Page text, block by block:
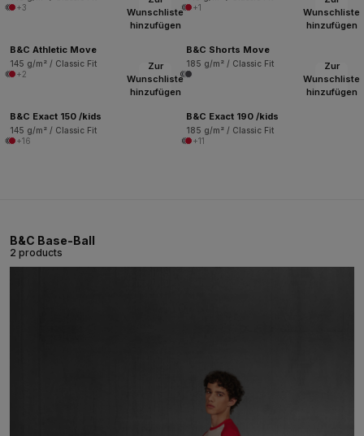
+3
+1
Wunschliste
hinzufügen
B&C Athletic Move
145 g/m² / Classic Fit
+2
Wunschliste
hinzufügen
B&C Shorts Move
185 g/m² / Classic Fit
Zur
Wunschliste
hinzufügen
B&C Exact 150 /kids
145 g/m² / Classic Fit
+16
Zur
Wunschliste
hinzufügen
B&C Exact 190 /kids
185 g/m² / Classic Fit
+11
B&C Base-Ball
2 products